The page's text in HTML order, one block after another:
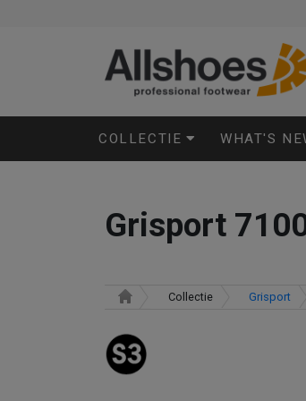
COLLECTIE WHAT'S
Grisport
Collectie Grisport